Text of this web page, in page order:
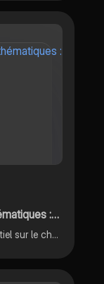
de références
cette fiche de révision contient l’essentiel sur le chapitre fonctions de référence de mathématiques